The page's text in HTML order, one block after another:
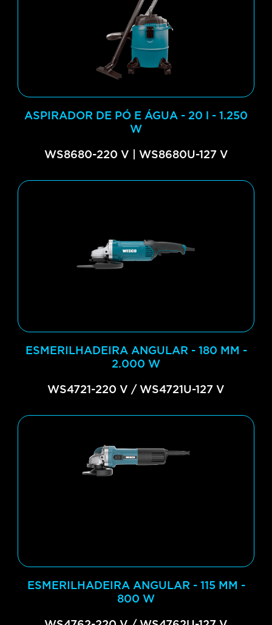
ASPIRADOR DE PÓ E ÁGUA - 20 l - 1.250
W
WS8680-220 V | WS8680U-127 V
ESMERILHADEIRA ANGULAR - 180 MM -
2.000 W
WS4721-220 V / WS4721U-127 V
ESMERILHADEIRA ANGULAR - 115 MM -
800 W